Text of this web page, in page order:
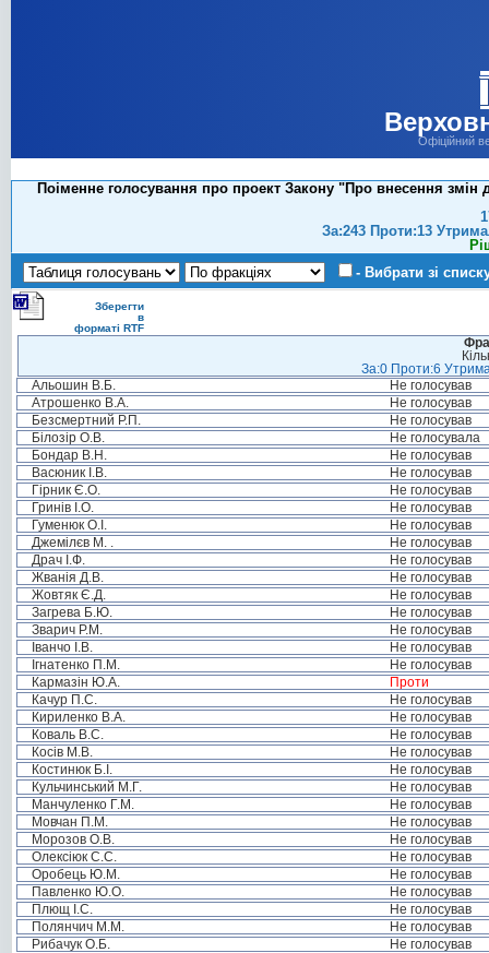
Офіційний
Поіменне голосування про проект Закону "Про внесення
За:243 Проти:13
- Вибрати зі
Зберегти
в
форматі RTF
За:0 Проти:6
Альошин В.Б.
Не голосував
Атрошенко В.А.
Не голосував
Безсмертний Р.П.
Не голосував
Білозір О.В.
Не голосувала
Бондар В.Н.
Не голосував
Васюник І.В.
Не голосував
Гірник Є.О.
Не голосував
Гринів І.О.
Не голосував
Гуменюк О.І.
Не голосував
Джемілєв М. .
Не голосував
Драч І.Ф.
Не голосував
Жванія Д.В.
Не голосував
Жовтяк Є.Д.
Не голосував
Загрева Б.Ю.
Не голосував
Зварич Р.М.
Не голосував
Іванчо І.В.
Не голосував
Ігнатенко П.М.
Не голосував
Кармазін Ю.А.
Проти
Качур П.С.
Не голосував
Кириленко В.А.
Не голосував
Коваль В.С.
Не голосував
Косів М.В.
Не голосував
Костинюк Б.І.
Не голосував
Кульчинський М.Г.
Не голосував
Манчуленко Г.М.
Не голосував
Мовчан П.М.
Не голосував
Морозов О.В.
Не голосував
Олексіюк С.С.
Не голосував
Оробець Ю.М.
Не голосував
Павленко Ю.О.
Не голосував
Плющ І.С.
Не голосував
Полянчич М.М.
Не голосував
Рибачук О.Б.
Не голосував